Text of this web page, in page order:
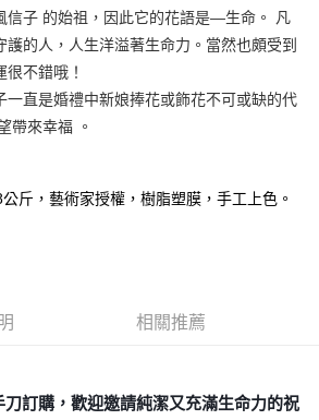
含以上)免運費
含以上)免運費
信子 的始祖，因此它的花語是—生命。 凡
護的人，人生洋溢著生命力。當然也頗受到
不錯哦！
一直是婚禮中新娘捧花或飾花不可或缺的代
帶來幸福 。
斤，藝術家授權，樹脂塑膜，手工上色。
相關推薦
訂購，歡迎邀請純潔又充滿生命力的祝